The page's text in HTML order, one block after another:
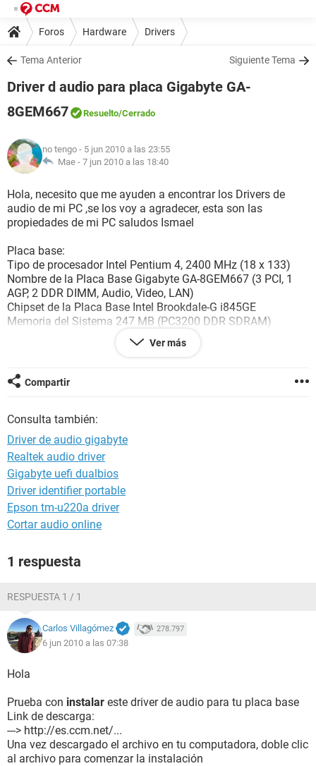
Foros Hardware Drivers
Tema Anterior Siguiente Tema
Driver d audio para placa Gigabyte GA-
8GEM667
Resuelto/Cerrado
no tengo - 5 jun 2010 a las 23:55
Mae - 7 jun 2010 a las 18:40
Hola, necesito que me ayuden a encontrar los Drivers de
audio de mi PC ,se los voy a agradecer, esta son las
propiedades de mi PC saludos Ismael
Placa base:
Tipo de procesador Intel Pentium 4, 2400 MHz (18 x 133)
Nombre de la Placa Base Gigabyte GA-8GEM667 (3 PCI, 1
AGP, 2 DDR DIMM, Audio, Video, LAN)
Chipset de la Placa Base Intel Brookdale-G i845GE
Memoria del Sistema 247 MB (PC3200 DDR SDRAM)
Tipo de BIOS Award Modular (02/21/03)
Puerto de comunicación Puerto de comunicaciones (COM1)
Puerto de comunicación Puerto de impresora (LPT1)
Tarjeta de sonido Intel 82801DB ICH4 - AC'97 Audio
Controller [B-0]
Ver más
Compartir
Consulta también:
Driver de audio gigabyte
Realtek audio driver
Gigabyte uefi dualbios
Driver identifier portable
Epson tm-u220a driver
Cortar audio online
1 respuesta
RESPUESTA 1 / 1
Carlos Villagómez 278.797
6 jun 2010 a las 07:38
Hola
Prueba con instalar este driver de audio para tu placa base
Link de descarga:
---> http://es.ccm.net/...
Una vez descargado el archivo en tu computadora, doble clic
al archivo para comenzar la instalación